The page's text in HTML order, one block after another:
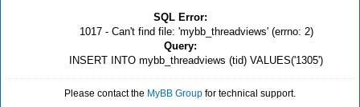
SQL Error:
1017 - Can't find file: 'mybb_threadviews' (errno: 2)
Query:
INSERT INTO mybb_threadviews (tid) VALUES('1305')
Please contact the MyBB Group for technical support.